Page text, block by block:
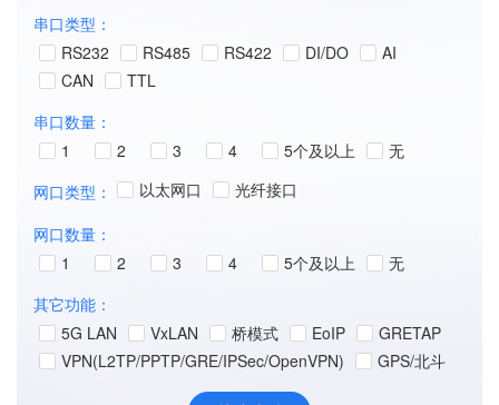
串口类型：
RS232
RS485 RS422 DI/DO
AI
CAN
TTL
串口数量：
1
2 3 4 5个及以上
无
网口类型：
以太网口
光纤接口
网口数量：
1
2 3 4 5个及以上
无
其它功能：
5G LAN
VxLAN 桥模式 EoIP
GRETAP
VPN(L2TP/PPTP/GRE/IPSec/OpenVPN)
GPS/北斗